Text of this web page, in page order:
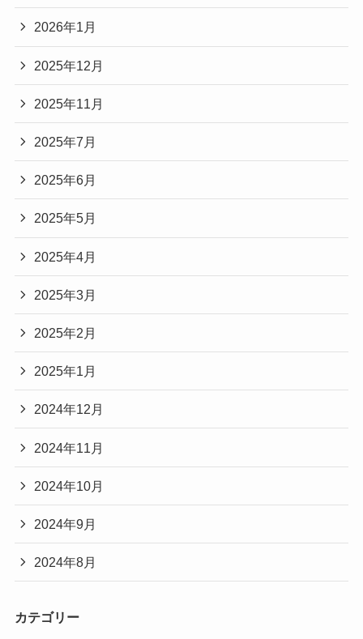
2026年1月
2025年12月
2025年11月
2025年7月
2025年6月
2025年5月
2025年4月
2025年3月
2025年2月
2025年1月
2024年12月
2024年11月
2024年10月
2024年9月
2024年8月
カテゴリー